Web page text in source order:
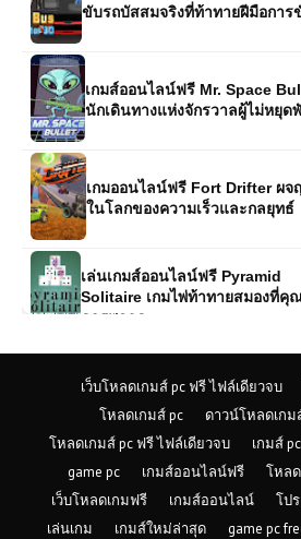
เล่นเกมส์ออนไลน์ฟรี Pyramid
Solitaire เกมไพ่ท้าทายสมองที่คุณ
ควรพลาด
The Final Operation – เกมยิงแ
สุดมันส์
เกมส์ออนไลน์ฟรี Cartoon Strike
ยิงออนไลน์แนวการ์ตูนที่เล่นฟรีแล
ไม่มีเบื่อ
เกมส์ออนไลน์ฟรี Grand
เว็บโหลดเกมส์ pc ฟรี ไฟล์เดียวจบ
โหลดเกมส์ pc
ดาวน์โหลดเกม
โหลดเกมส์ pc ฟรี ไฟล์เดียวจบ
เกมส์
game pc
เกมส์ออนไลน์ฟรี โหล
เว็บโหลดเกมฟรี
เกมส์ออนไลน์ โป
เล่นเกม
เกมส์ใหม่ล่าสุด game pc